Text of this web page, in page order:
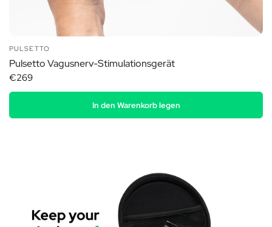
PULSETTO
Pulsetto Vagusnerv-Stimulationsgerät
€269
In den Warenkorb legen